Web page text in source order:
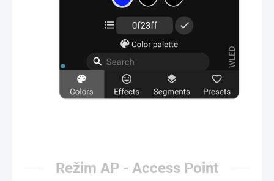
Režim AP - Access Point